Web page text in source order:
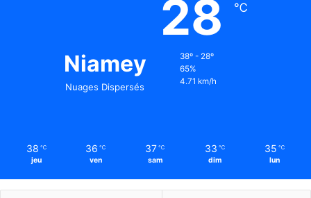
Niamey
Nuages Dispersés
28 ℃
38º - 28º
65%
4.71 km/h
38 ℃
jeu
36 ℃
ven
37 ℃
sam
33 ℃
dim
35 ℃
lun